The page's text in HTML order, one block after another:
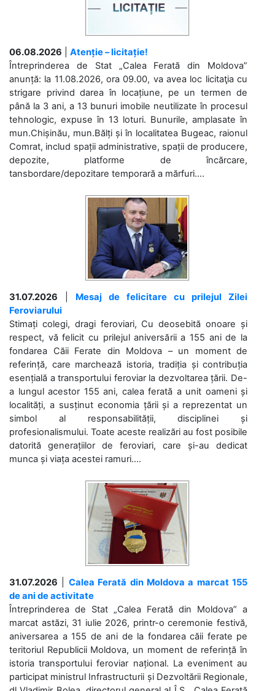
06.08.2026
Atenție – licitație!
Întreprinderea de Stat „Calea Ferată din Moldova”
anunță: la 11.08.2026, ora 09.00, va avea loc licitaţia cu
strigare privind darea în locațiune, pe un termen de
până la 3 ani, a 13 bunuri imobile neutilizate în procesul
tehnologic, expuse în 13 loturi. Bunurile, amplasate în
mun.Chișinău, mun.Bălți și în localitatea Bugeac, raionul
Comrat, includ spații administrative, spații de producere,
depozite, platforme de încărcare,
tansbordare/depozitare temporară a mărfuri....
31.07.2026
Mesaj de felicitare cu prilejul Zilei
Feroviarului
Stimați colegi, dragi feroviari, Cu deosebită onoare și
respect, vă felicit cu prilejul aniversării a 155 ani de la
fondarea Căii Ferate din Moldova – un moment de
referință, care marchează istoria, tradiția și contribuția
esențială a transportului feroviar la dezvoltarea țării. De-
a lungul acestor 155 ani, calea ferată a unit oameni și
localități, a susținut economia țării și a reprezentat un
simbol al responsabilității, disciplinei și
profesionalismului. Toate aceste realizări au fost posibile
datorită generațiilor de feroviari, care și-au dedicat
munca și viața acestei ramuri....
31.07.2026
Calea Ferată din Moldova a marcat 155
de ani de activitate
Întreprinderea de Stat „Calea Ferată din Moldova” a
marcat astăzi, 31 iulie 2026, printr-o ceremonie festivă,
aniversarea a 155 de ani de la fondarea căii ferate pe
teritoriul Republicii Moldova, un moment de referință în
istoria transportului feroviar național. La eveniment au
participat ministrul Infrastructurii și Dezvoltării Regionale,